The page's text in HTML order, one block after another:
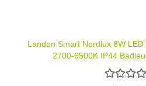
Landon Smart Nordlux 8W
2700-6500K IP44